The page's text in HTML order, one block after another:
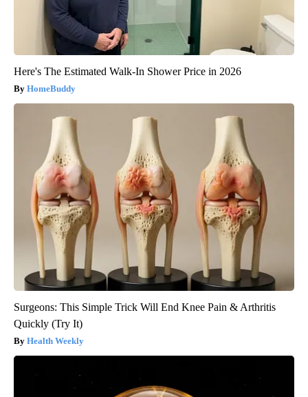
Here's The Estimated Walk-In Shower Price in 2026
HomeBuddy
Surgeons: This Simple Trick Will End Knee Pain & Arthritis
Quickly (Try It)
Health Weekly